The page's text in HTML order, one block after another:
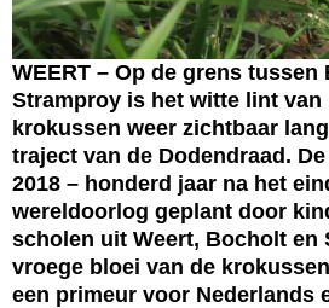
WEERT – Op de grens tussen
Stramproy is het witte lint van
krokussen weer zichtbaar
traject van de Dodendraad.
2018 – honderd jaar na het
wereldoorlog geplant door
scholen uit Weert, Bocholt en
vroege bloei van de
een primeur voor Nederlands